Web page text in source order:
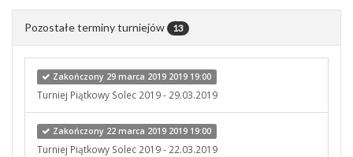
Pozostałe terminy turniejów 13
Zakończony 29 marca 2019 2019 19:00
Turniej Piątkowy Solec 2019 - 29.03.2019
Zakończony 22 marca 2019 2019 19:00
Turniej Piątkowy Solec 2019 - 22.03.2019